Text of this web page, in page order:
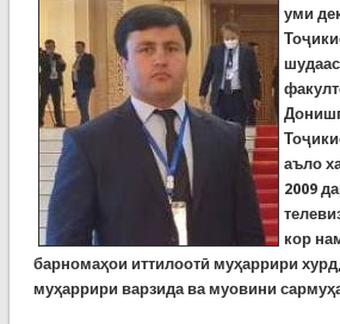
уми
аъло
2009
кор
барномаҳои иттилоотӣ муҳаррири
муҳаррири варзида ва муовини